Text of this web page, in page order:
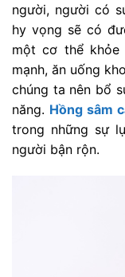
người, người có
hy vọng sẽ có
một cơ thể khỏe
mạnh, ăn uống
chúng ta nên bổ
năng. Hồng sâm
trong những sự
người bận rộn.